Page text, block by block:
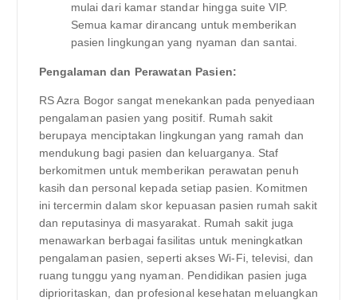
mulai dari kamar standar hingga suite VIP.
Semua kamar dirancang untuk memberikan
pasien lingkungan yang nyaman dan santai.
Pengalaman dan Perawatan Pasien:
RS Azra Bogor sangat menekankan pada penyediaan
pengalaman pasien yang positif. Rumah sakit
berupaya menciptakan lingkungan yang ramah dan
mendukung bagi pasien dan keluarganya. Staf
berkomitmen untuk memberikan perawatan penuh
kasih dan personal kepada setiap pasien. Komitmen
ini tercermin dalam skor kepuasan pasien rumah sakit
dan reputasinya di masyarakat. Rumah sakit juga
menawarkan berbagai fasilitas untuk meningkatkan
pengalaman pasien, seperti akses Wi-Fi, televisi, dan
ruang tunggu yang nyaman. Pendidikan pasien juga
diprioritaskan, dan profesional kesehatan meluangkan